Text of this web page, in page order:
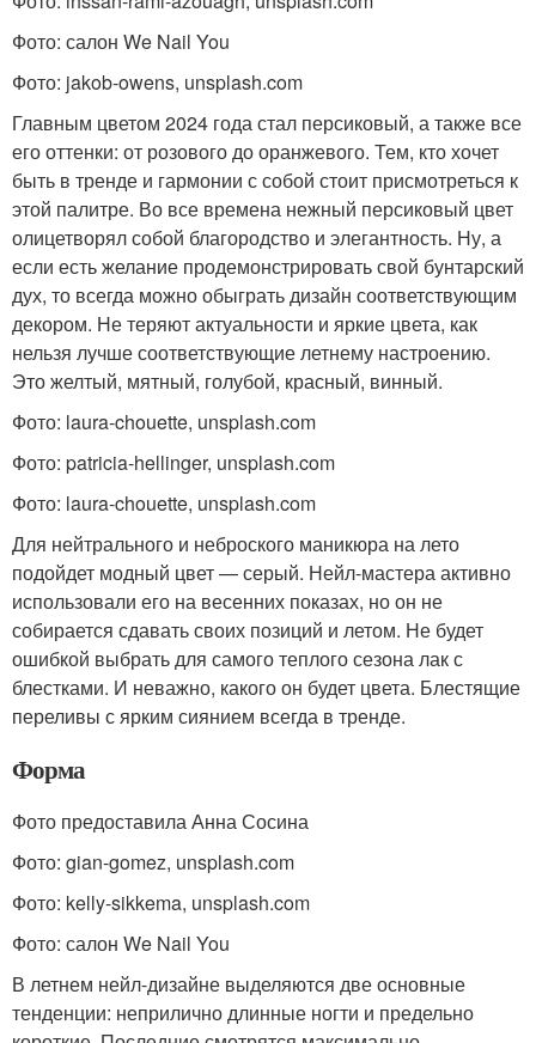
Фото: салон We Nail You
Фото: jakob-owens, unsplash.com
Главным цветом 2024 года стал персиковый, а также все
его оттенки: от розового до оранжевого. Тем, кто хочет
быть в тренде и гармонии с собой стоит присмотреться к
этой палитре. Во все времена нежный персиковый цвет
олицетворял собой благородство и элегантность. Ну, а
если есть желание продемонстрировать свой бунтарский
дух, то всегда можно обыграть дизайн соответствующим
декором. Не теряют актуальности и яркие цвета, как
нельзя лучше соответствующие летнему настроению.
Это желтый, мятный, голубой, красный, винный.
Фото: laura-chouette, unsplash.com
Фото: patricia-hellinger, unsplash.com
Фото: laura-chouette, unsplash.com
Для нейтрального и неброского маникюра на лето
подойдет модный цвет — серый. Нейл-мастера активно
использовали его на весенних показах, но он не
собирается сдавать своих позиций и летом. Не будет
ошибкой выбрать для самого теплого сезона лак с
блестками. И неважно, какого он будет цвета. Блестящие
переливы с ярким сиянием всегда в тренде.
Форма
Фото предоставила Анна Сосина
Фото: gian-gomez, unsplash.com
Фото: kelly-sikkema, unsplash.com
Фото: салон We Nail You
В летнем нейл-дизайне выделяются две основные
тенденции: неприлично длинные ногти и предельно